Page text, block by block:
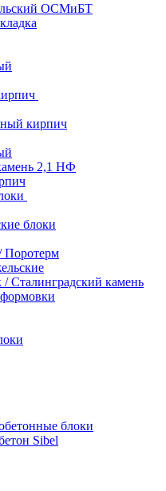
ОСМиБТ
кирпич
2,1 НФ
блоки
Поротерм
/ Сталинградский камень
блоки
Sibel